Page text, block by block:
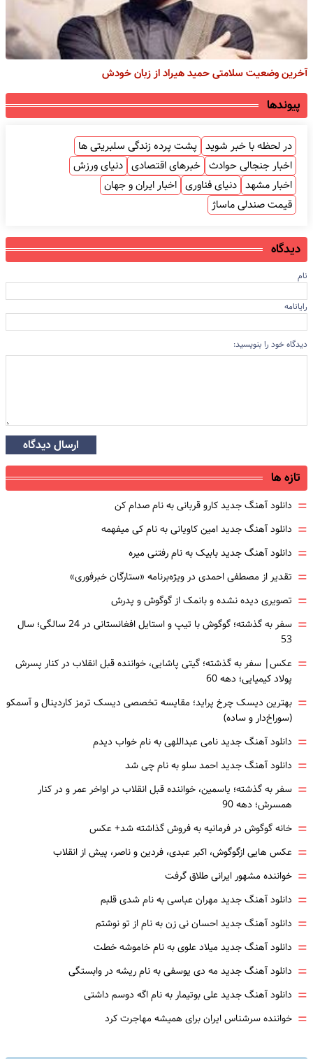
آخرین وضعیت سلامتی حمید هیراد از زبان خودش
پیوندها
در لحظه با خبر شوید پشت پرده زندگی سلبریتی ها
اخبار جنجالی حوادث خبرهای اقتصادی دنیای ورزش
اخبار مشهد دنیای فناوری اخبار ایران و جهان
قیمت صندلی ماساژ
دیدگاه
نام
رایانامه
دیدگاه خود را بنویسید:
ارسال دیدگاه
تازه ها
= دانلود آهنگ جدید کارو قربانی به نام صدام کن
= دانلود آهنگ جدید امین کاویانی به نام کی میفهمه
= دانلود آهنگ جدید بابیک به نام رفتنی میره
= تقدیر از مصطفی احمدی در ویژه‌برنامه «ستارگان خبرفوری»
= تصویری دیده نشده و بانمک از گوگوش و پدرش
=
سفر به گذشته؛ گوگوش با تیپ و استایل افغانستانی در 24 سالگی؛ سال
53
= عکس| سفر به گذشته؛ گیتی پاشایی، خواننده قبل انقلاب در کنار پسرش
پولاد کیمیایی؛ دهه 60
= بهترین دیسک چرخ پراید؛ مقایسه تخصصی دیسک ترمز کاردینال و آسمکو
(سوراخ‌دار و ساده)
= دانلود آهنگ جدید نامی عبداللهی به نام خواب دیدم
= دانلود آهنگ جدید احمد سلو به نام چی شد
= سفر به گذشته؛ یاسمین، خواننده قبل انقلاب در اواخر عمر و در کنار
همسرش؛ دهه 90
= خانه گوگوش در فرمانیه به فروش گذاشته شد+ عکس
= عکس هایی ازگوگوش، اکبر عبدی، فردین و ناصر، پیش از انقلاب
= خواننده مشهور ایرانی طلاق گرفت
= دانلود آهنگ جدید مهران عباسی به نام شدی قلبم
= دانلود آهنگ جدید احسان نی زن به نام از تو نوشتم
= دانلود آهنگ جدید میلاد علوی به نام خاموشه خطت
= دانلود آهنگ جدید مه دی یوسفی به نام ریشه در وابستگی
= دانلود آهنگ جدید علی بوتیمار به نام اگه دوسم داشتی
= خواننده سرشناس ایران برای همیشه مهاجرت کرد